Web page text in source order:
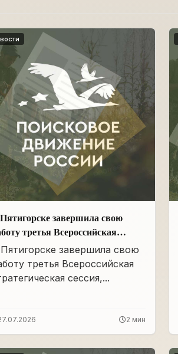
завершила свою
третья Всероссийская
сессия
завершила свою
третья Всероссийская
сессия,...
2 мин